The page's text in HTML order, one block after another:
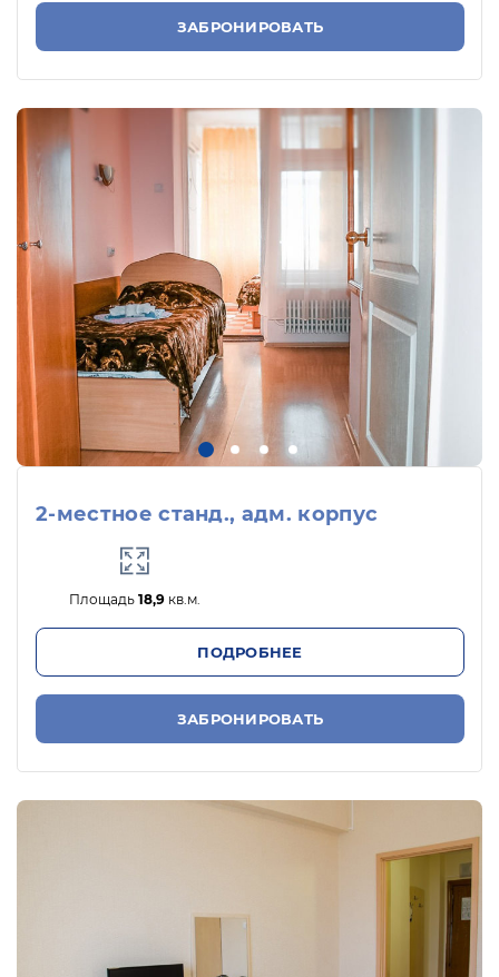
ЗАБРОНИРОВАТЬ
2-местное станд., адм. корпус
Площадь 18,9кв.м.
ПОДРОБНЕЕ
ЗАБРОНИРОВАТЬ